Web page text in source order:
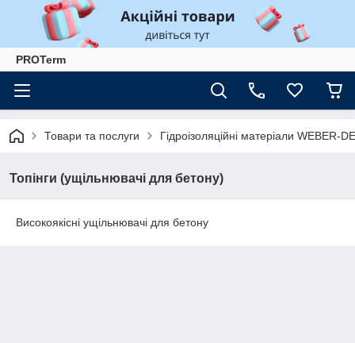
PROTerm
Товари та послуги Гідроізоляційні матеріали WEBER-
Топінги (ущільнювачі для бетону)
Високоякісні ущільнювачі для бетону